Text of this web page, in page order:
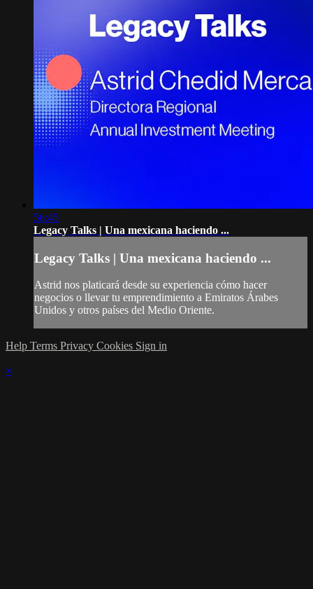
56:45
Legacy Talks | Una mexicana haciendo ...
Legacy Talks | Una mexicana haciendo ...
Astrid nos platicará desde su experiencia cómo hacer
negocios o llevar tu emprendimiento a Emiratos Árabes
Unidos y otros países del Medio Oriente.
Help Terms Privacy Cookies Sign in
×